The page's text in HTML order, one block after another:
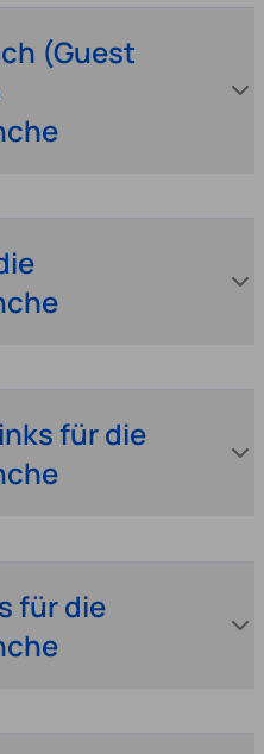
(Guest
für die
für die